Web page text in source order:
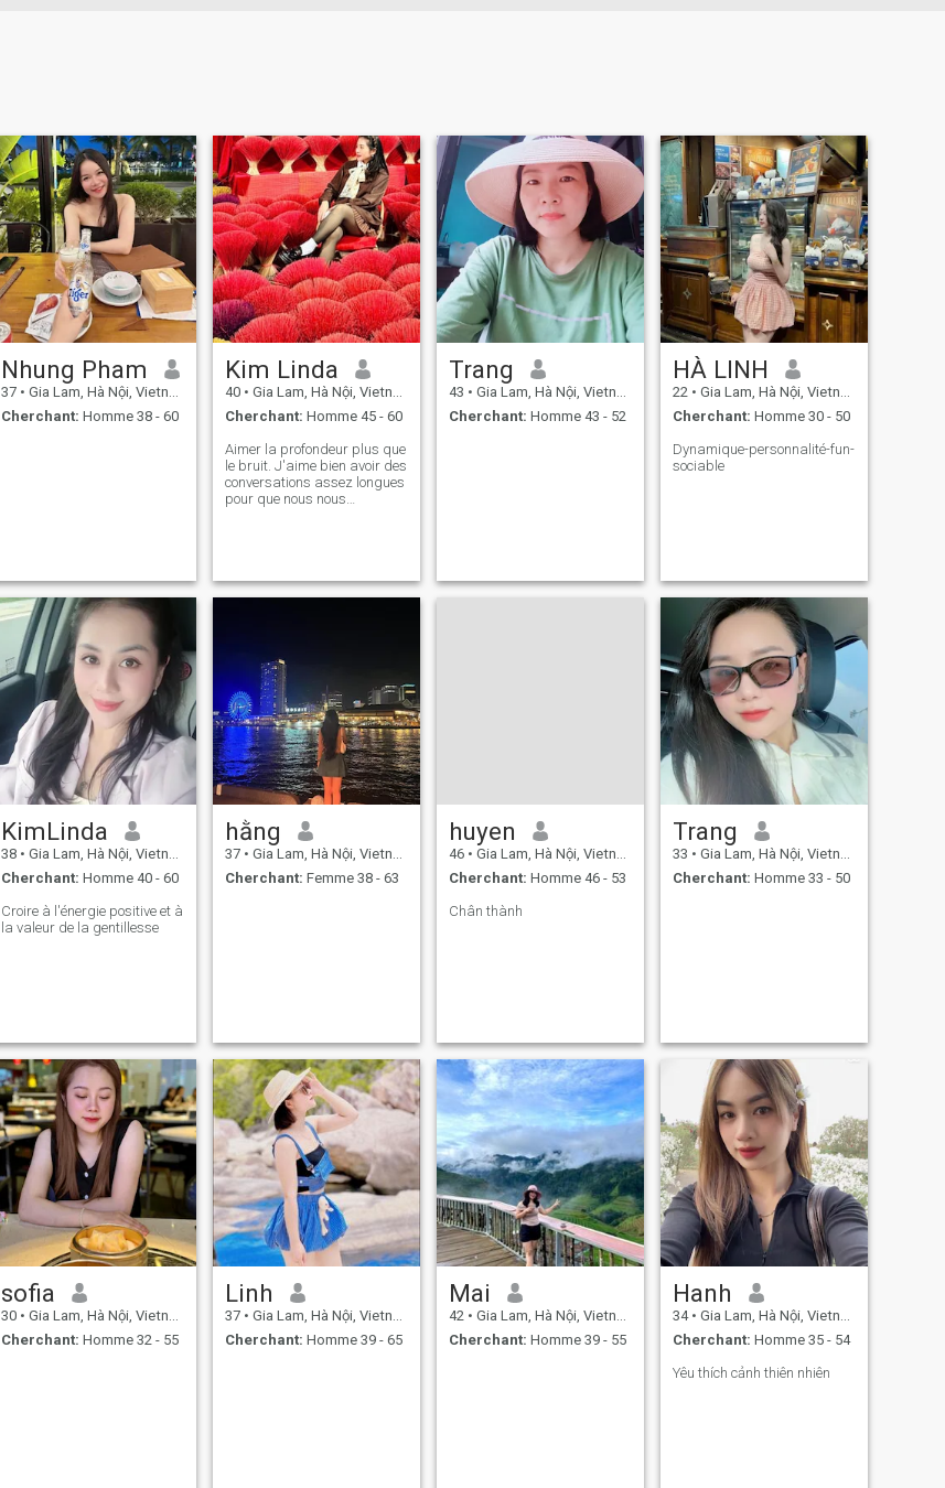
Nhung Pham
37 • Gia Lam, Hà Nội, Vietnam
Cherchant: Homme 38 - 60
Kim Linda
40 • Gia Lam, Hà Nội, Vietnam
Cherchant: Homme 45 - 60
Aimer la profondeur plus que
le bruit. J'aime bien avoir des
conversations assez longues
pour que nous nous
peut parler?
Trang
43 • Gia Lam, Hà Nội, Vietnam
Cherchant: Homme 43 - 52
HÀ LINH
22 • Gia Lam, Hà Nội, Vietnam
Cherchant: Homme 30 - 50
Dynamique-personnalité-fun-
sociable
KimLinda
38 • Gia Lam, Hà Nội, Vietnam
Cherchant: Homme 40 - 60
Croire à l'énergie positive et à
la valeur de la gentillesse
hằng
37 • Gia Lam, Hà Nội, Vietnam
Cherchant: Femme 38 - 63
huyen
46 • Gia Lam, Hà Nội, Vietnam
Cherchant: Homme 46 - 53
Chân thành
Trang
33 • Gia Lam, Hà Nội, Vietnam
Cherchant: Homme 33 - 50
sofia
30 • Gia Lam, Hà Nội, Vietnam
Cherchant: Homme 32 - 55
Linh
37 • Gia Lam, Hà Nội, Vietnam
Cherchant: Homme 39 - 65
Mai
42 • Gia Lam, Hà Nội, Vietnam
Cherchant: Homme 39 - 55
Hanh
34 • Gia Lam, Hà Nội, Vietnam
Cherchant: Homme 35 - 54
Yêu thích cảnh thiên nhiên